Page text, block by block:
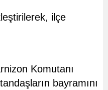
ilçe
Komutanı
bayramını